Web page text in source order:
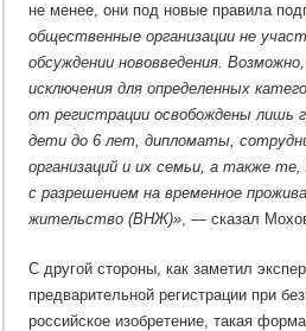
не менее, они под новые правила
общественные организации не
обсуждении нововведения.
исключения для определенных
от регистрации освобождены лишь
дети до 6 лет, дипломаты,
организаций и их семьи, а также
с разрешением на временное
жительство (ВНЖ)», — сказал
С другой стороны, как заметил
предварительной регистрации при
российское изобретение, такая